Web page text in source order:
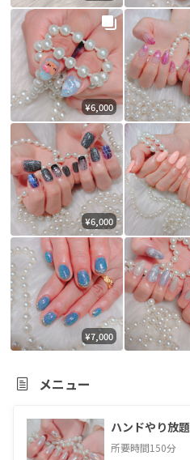
¥6,000
¥6,000
¥7,000
メニュー
ハンドやり放題
所要時間150分